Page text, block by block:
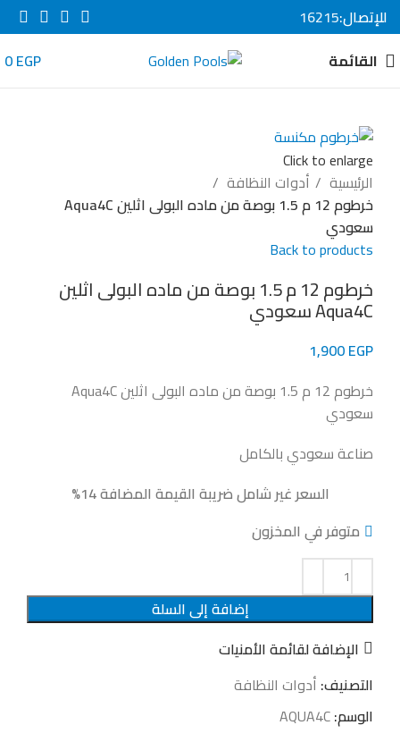
للإتصال:16215
القائمة
0EGP
Click to enlarge
الرئيسية
أدوات النظافة
خرطوم 12 م 1.5 بوصة من ماده البولى اثلين Aqua4C
سعودي
Back to products
خرطوم 12 م 1.5 بوصة من ماده البولى اثلين
Aqua4C سعودي
1,900EGP
خرطوم 12 م 1.5 بوصة من ماده البولى اثلين Aqua4C
سعودي
صناعة سعودي بالكامل
السعر غير شامل ضريبة القيمة المضافة 14%
متوفر في المخزون
إضافة إلى السلة
الإضافة لقائمة الأمنيات
التصنيف: أدوات النظافة
الوسم:AQUA4C